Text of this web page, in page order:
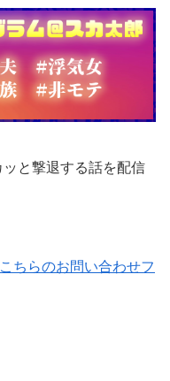
と撃退する話を配信
こちらのお問い合わせフ